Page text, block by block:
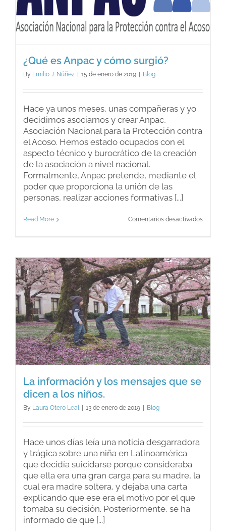
¿Qué es Anpac y cómo surgió?
By Emilio J. Núñez 15 de enero de 2019 Blog
Hace ya unos meses, unas compañeras y yo
decidimos asociarnos y crear Anpac,
Asociación Nacional para la Protección contra
el Acoso. Hemos estado ocupados con el
aspecto técnico y burocrático de la creación
de la asociación a nivel nacional.
Formalmente, Anpac pretende, mediante el
poder que proporciona la unión de las
personas, realizar acciones formativas [...]
Read More Comentarios desactivadosen
cómo
surgió?
La información y los mensajes que se
dicen a los niños.
By Laura Otero Leal 13 de enero de 2019 Blog
Hace unos días leía una noticia desgarradora
y trágica sobre una niña en Latinoamérica
que decidía suicidarse porque consideraba
que ella era una gran carga para su madre, la
cual era madre soltera, y dejaba una carta
explicando que ese era el motivo por el que
tomaba su decisión. Posteriormente, se ha
informado de que [...]